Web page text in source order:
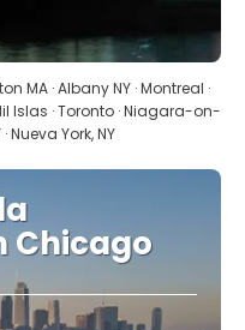
MA · Albany NY · Montreal ·
Islas · Toronto · Niagara-on-
Nueva York, NY
Chicago